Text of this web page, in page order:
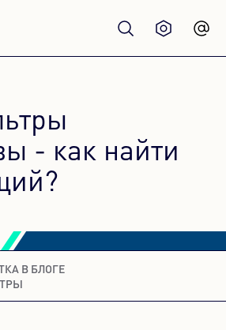
- как найти
В БЛОГЕ